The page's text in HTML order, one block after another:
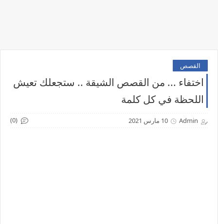
القصص
اختفاء ... من القصص الشيقة .. ستجعلك تعيش
اللحظة في كل كلمة
Admin 10 مارس 2021 (0)